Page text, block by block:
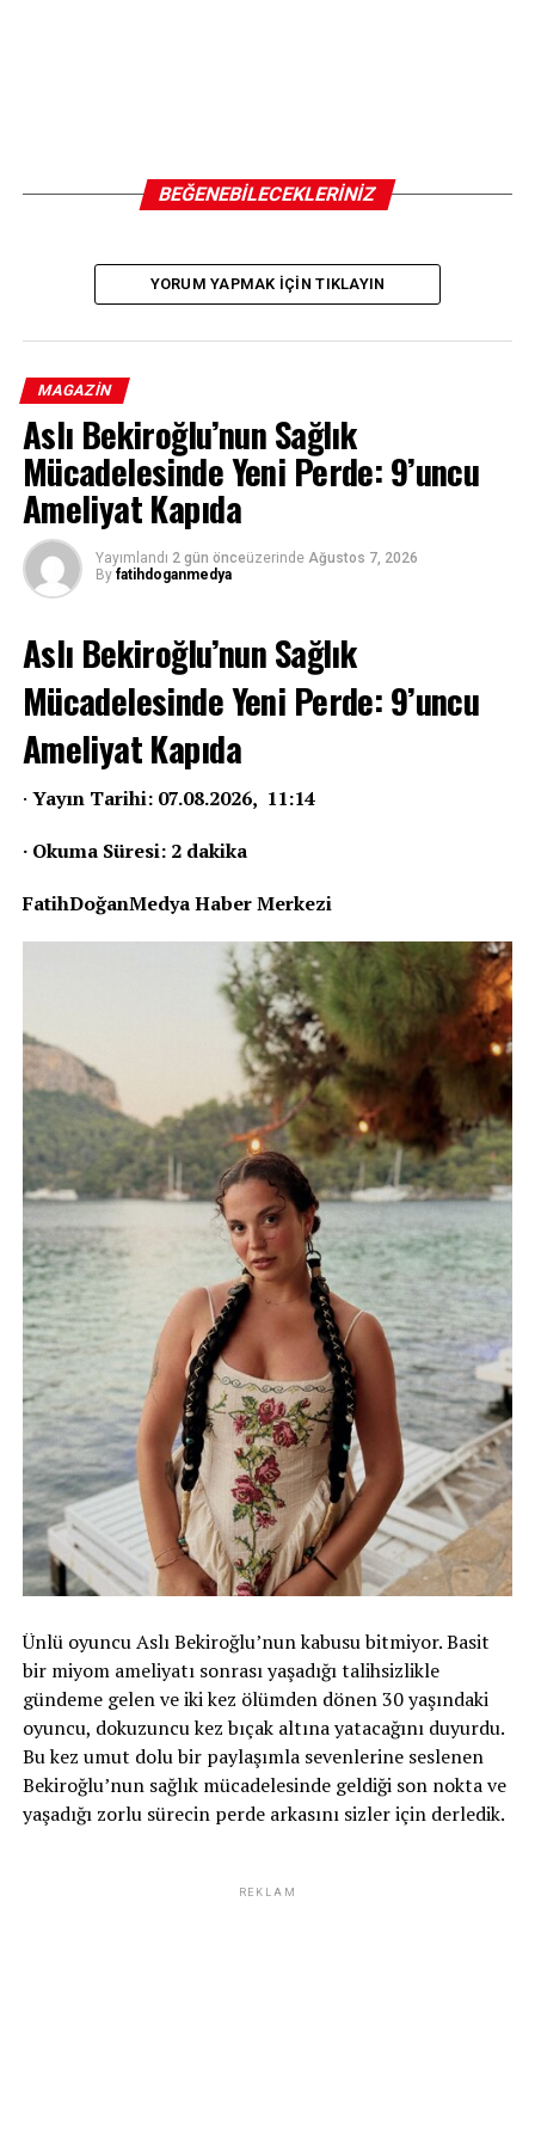
BEĞENEBILECEKLERINIZ
YORUM YAPMAK IÇIN TIKLAYIN
MAGAZIN
Aslı Bekiroğlu’nun Sağlık
Mücadelesinde Yeni Perde: 9’uncu
Ameliyat Kapıda
Yayımlandı 2 gün önceüzerinde Ağustos 7, 2026
By fatihdoganmedya
Aslı Bekiroğlu’nun Sağlık
Mücadelesinde Yeni Perde: 9’uncu
Ameliyat Kapıda
· Yayın Tarihi: 07.08.2026, 11:14
· Okuma Süresi: 2 dakika
FatihDoğanMedya Haber Merkezi
Ünlü oyuncu Aslı Bekiroğlu’nun kabusu bitmiyor. Basit
bir miyom ameliyatı sonrası yaşadığı talihsizlikle
gündeme gelen ve iki kez ölümden dönen 30 yaşındaki
oyuncu, dokuzuncu kez bıçak altına yatacağını duyurdu.
Bu kez umut dolu bir paylaşımla sevenlerine seslenen
Bekiroğlu’nun sağlık mücadelesinde geldiği son nokta ve
yaşadığı zorlu sürecin perde arkasını sizler için derledik.
REKLAM